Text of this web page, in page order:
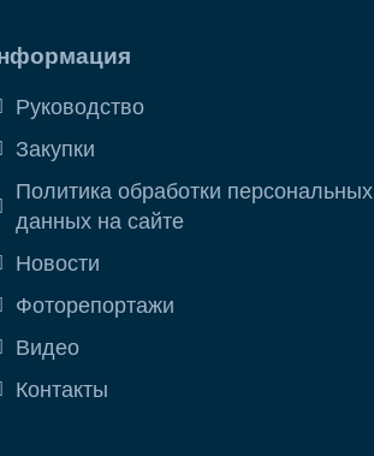
Руководство
Закупки
Политика обработки персональных
данных на сайте
Новости
Фоторепортажи
Видео
Контакты